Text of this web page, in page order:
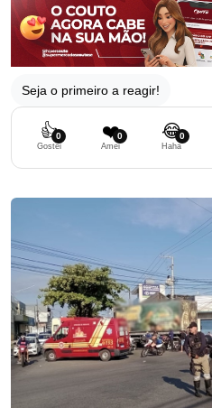
Seja o primeiro a reagir!
👍0
Gostei
❤️0
Amei
😂0
Haha